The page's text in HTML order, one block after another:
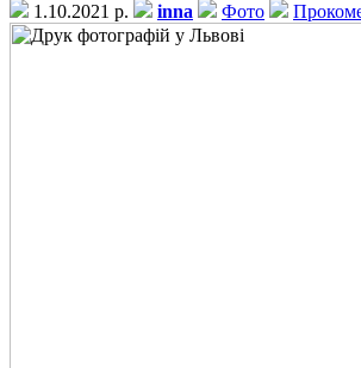
1.10.2021 р. inna Фото